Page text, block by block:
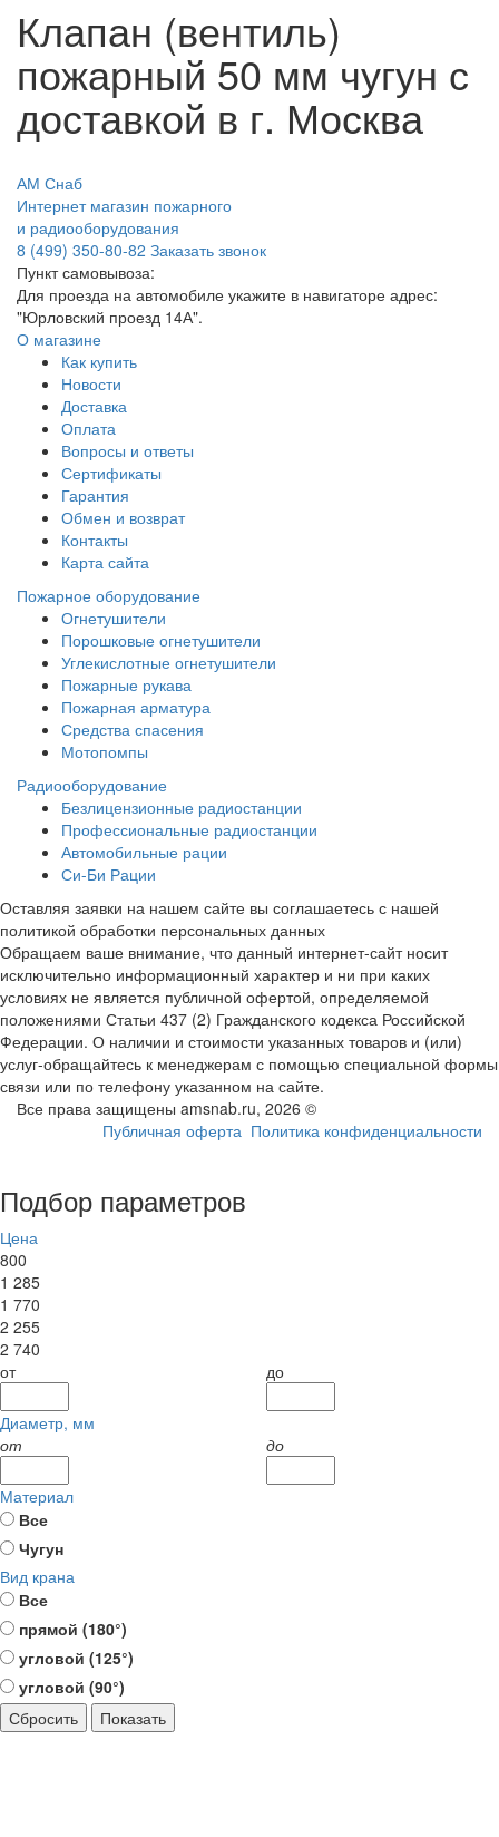
Клапан (вентиль)
пожарный 50 мм чугун с
доставкой в г. Москва
АМ Снаб
Интернет магазин пожарного
и радиооборудования
8 (499) 350-80-82 Заказать звонок
Пункт самовывоза:
Для проезда на автомобиле укажите в навигаторе адрес:
"Юрловский проезд 14А".
О магазине
Как купить
Новости
Доставка
Оплата
Вопросы и ответы
Сертификаты
Гарантия
Обмен и возврат
Контакты
Карта сайта
Пожарное оборудование
Огнетушители
Порошковые огнетушители
Углекислотные огнетушители
Пожарные рукава
Пожарная арматура
Средства спасения
Мотопомпы
Радиооборудование
Безлицензионные радиостанции
Профессиональные радиостанции
Автомобильные рации
Си-Би Рации
Оставляя заявки на нашем сайте вы соглашаетесь с нашей
политикой обработки персональных данных
Обращаем ваше внимание, что данный интернет-сайт носит
исключительно информационный характер и ни при каких
условиях не является публичной офертой, определяемой
положениями Статьи 437 (2) Гражданского кодекса Российской
Федерации. О наличии и стоимости указанных товаров и (или)
услуг-обращайтесь к менеджерам с помощью специальной формы
связи или по телефону указанном на сайте.
Все права защищены amsnab.ru, 2026 ©
Публичная оферта Политика конфиденциальности
Подбор параметров
Цена
800
1 285
1 770
2 255
2 740
от
до
Диаметр, мм
от
до
Материал
Все
Чугун
Вид крана
Все
прямой (180°)
угловой (125°)
угловой (90°)
Сбросить
Показать